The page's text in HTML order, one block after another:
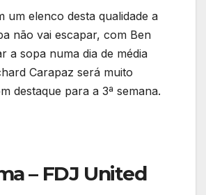
um elenco desta qualidade a
não vai escapar, com Ben
a sopa numa dia de média
Carapaz será muito
destaque para a 3ª semana.
– FDJ United